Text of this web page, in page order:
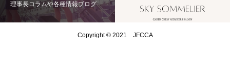
理事長コラムや各種情報ブログ
Copyright © 2021 JFCCA